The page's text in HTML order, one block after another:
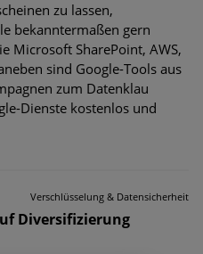
zu lassen,
bekanntermaßen gern
Microsoft SharePoint, AWS,
sind Google-Tools aus
zum Datenklau
Dienste kostenlos und
Verschlüsselung & Datensicherheit
Diversifizierung